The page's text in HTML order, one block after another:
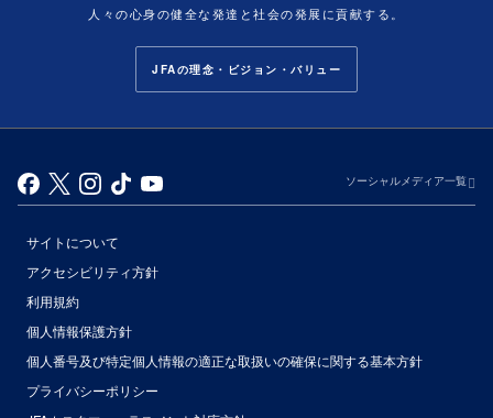
人々の心身の健全な発達と社会の発展に貢献する。
JFAの理念・ビジョン・バリュー
ソーシャルメディア一覧
サイトについて
アクセシビリティ方針
利用規約
個人情報保護方針
個人番号及び特定個人情報の適正な取扱いの確保に関する基本方針
プライバシーポリシー